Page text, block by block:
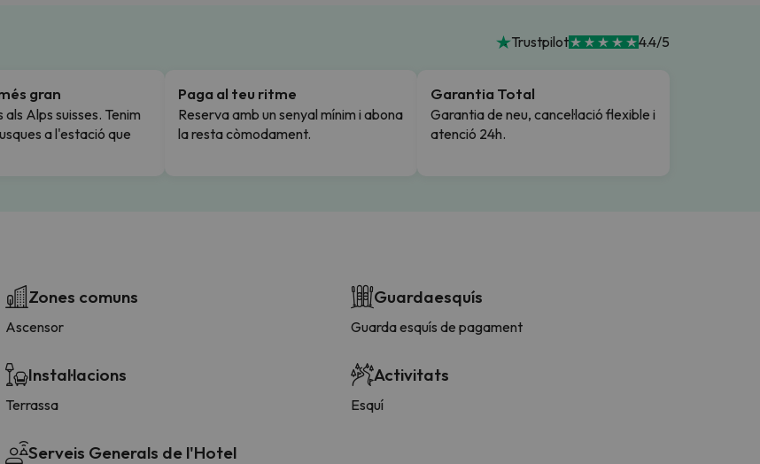
Trustpilot 4.4/5
gran
als Alps suisses. Tenim
a l'estació que
Paga al teu ritme
Reserva amb un senyal mínim i abona
la resta còmodament.
Garantia Total
Garantia de neu, cancel·lació flexible i
atenció 24h.
Zones comuns
Ascensor
Instal·lacions
Terrassa
Serveis Generals de l'Hotel
Guardaesquís
Guarda esquís de pagament
Activitats
Esquí